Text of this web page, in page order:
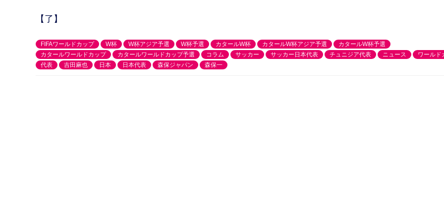
【了】
FIFAワールドカップ W杯 W杯アジア予選 W杯予選 カタールW杯 カタールW杯アジア予選
カタールW杯予選
カタールワールドカップ
カタールワールドカップ予選 コラム サッカー サッカー日本代表 チュニジア代表 ニュース
ワールド
代表
吉田麻也 日本 日本代表 森保ジャパン 森保一